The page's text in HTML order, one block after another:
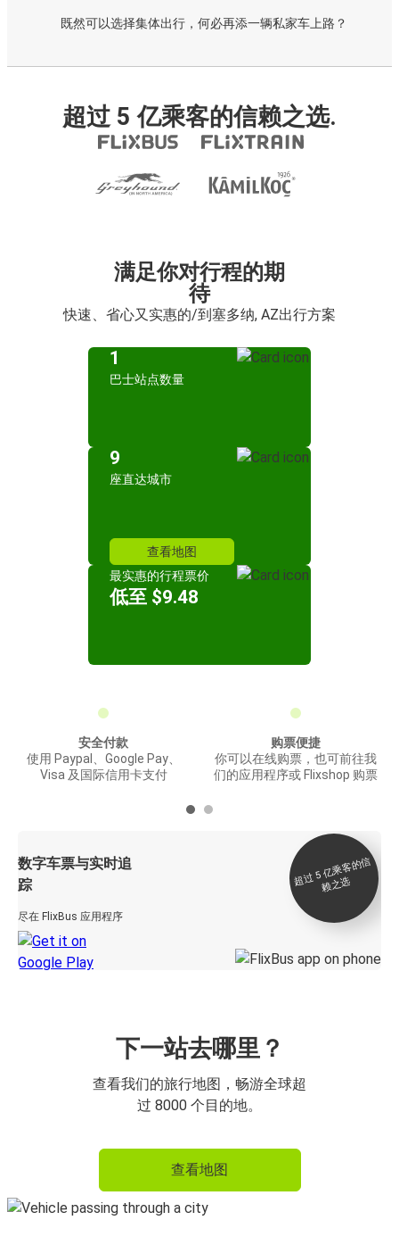
既然可以选择集体出行，何必再添一辆私家车上路？
超过 5 亿乘客的信赖之选.
满足你对行程的期
待
快速、省心又实惠的/到塞多纳, AZ出行方案
1
巴士站点数量
9
座直达城市
查看地图
最实惠的行程票价
低至 $9.48
安全付款
使用 Paypal、Google Pay、
Visa 及国际信用卡支付
购票便捷
你可以在线购票，也可前往我
们的应用程序或 Flixshop 购票
数字车票与实时追
踪
尽在 FlixBus 应用程序
超
过 5
亿
乘
客
的
信
赖
之
选
下一站去哪里？
查看我们的旅行地图，畅游全球超
过 8000 个目的地。
查看地图